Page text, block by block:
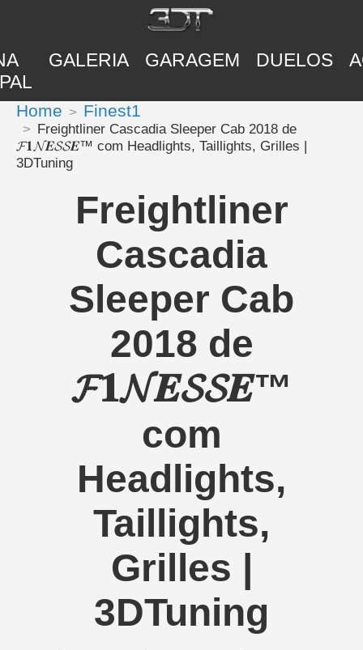
GALERIA GARAGEM DUELOS
Home Finest1
Freightliner Cascadia Sleeper Cab 2018 de
𝓕𝟏𝓝𝑬𝓢𝓢𝑬™ com Headlights, Taillights, Grilles |
3DTuning
Freightliner
Cascadia
Sleeper Cab
2018 de
𝓕𝟏𝓝𝑬𝓢𝓢𝑬™
com
Headlights,
Taillights,
Grilles |
3DTuning